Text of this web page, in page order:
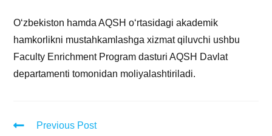
O‘zbekiston hamda AQSH o‘rtasidagi akademik
hamkorlikni mustahkamlashga xizmat qiluvchi ushbu
Faculty Enrichment Program dasturi AQSH Davlat
departamenti tomonidan moliyalashtiriladi.
Previous Post